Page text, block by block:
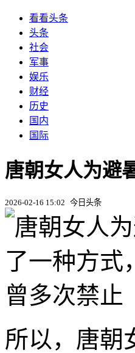
看看头条
头条
社会
军事
娱乐
财经
历史
国内
国际
唐朝女人为避
2026-02-16 15:02 今日头条
所以，唐朝